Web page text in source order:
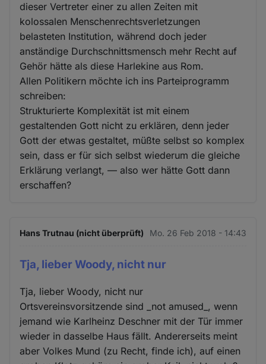
dieser Vertreter einer zu allen Zeiten mit
kolossalen Menschenrechtsverletzungen
belasteten Institution, während doch jeder
anständige Durchschnittsmensch mehr Recht auf
Gehör hätte als diese Harlekine aus Rom.
Allen Politikern möchte ich ins Parteiprogramm
schreiben:
Strukturierte Komplexität ist mit einem
gestaltenden Gott nicht zu erklären, denn jeder
Gott der etwas gestaltet, müßte selbst so komplex
sein, dass er für sich selbst wiederum die gleiche
Erklärung verlangt, — also wer hätte Gott dann
erschaffen?
Hans Trutnau (nicht überprüft) Mo. 26 Feb 2018 - 14:43
Tja, lieber Woody, nicht nur
Tja, lieber Woody, nicht nur
Ortsvereinsvorsitzende sind _not amused_, wenn
jemand wie Karlheinz Deschner mit der Tür immer
wieder in dasselbe Haus fällt. Andererseits meint
aber Volkes Mund (zu Recht, finde ich), auf einen